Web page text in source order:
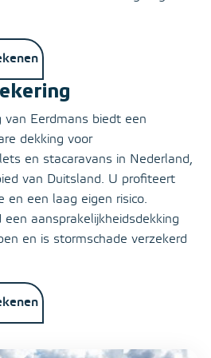
van Eerdmans biedt een
dekking voor
en stacaravans in Nederland,
van Duitsland. U profiteert
en een laag eigen risico.
aansprakelijkheidsdekking
en is stormschade verzekerd